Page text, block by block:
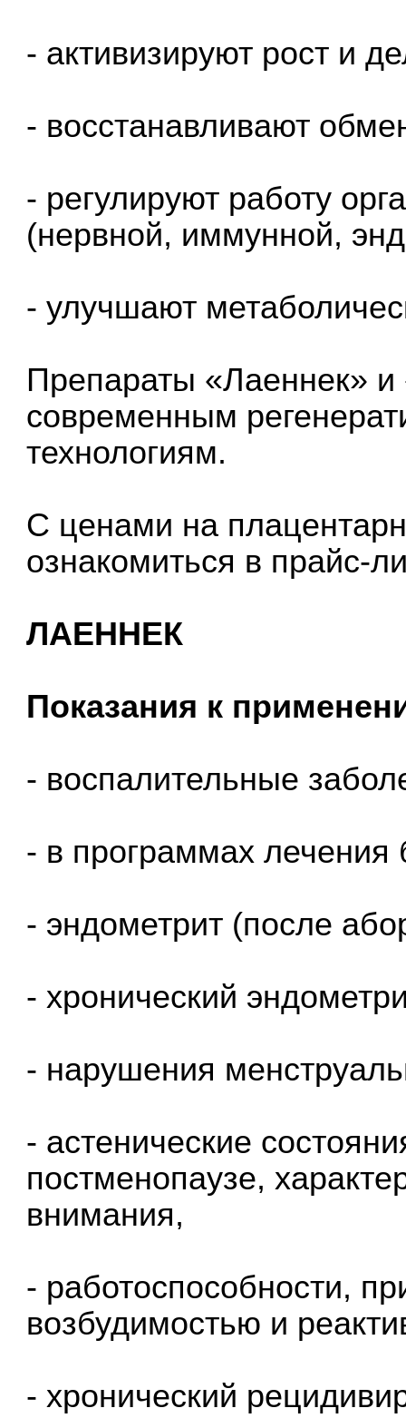
- активизируют рост и
- восстанавливают
- регулируют работу
(нервной, иммунной,
- улучшают
Препараты «Лаеннек»
современным
технологиям.
С ценами на
ознакомиться в прайс-
ЛАЕННЕК
Показания к
- воспалительные
- в программах лечения
- эндометрит (после
- хронический
- нарушения
- астенические
постменопаузе,
внимания,
- работоспособности,
возбудимостью и
- хронический